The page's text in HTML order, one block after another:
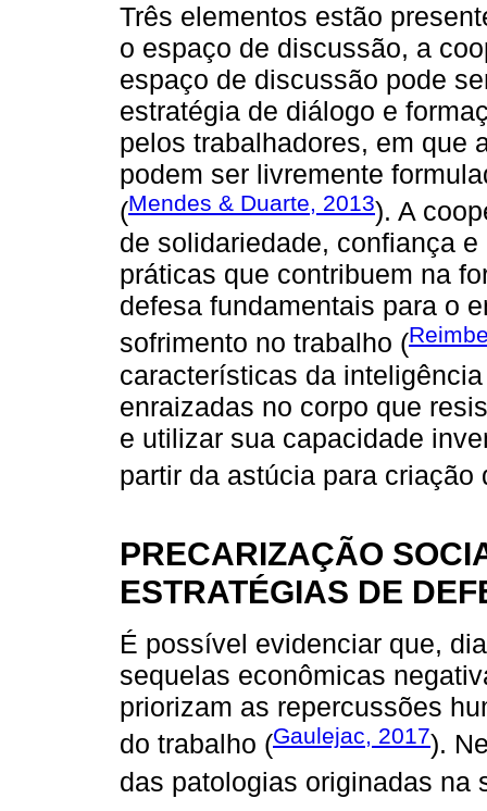
Três elementos estão
o espaço de discussão, a
espaço de discussão pode
estratégia de diálogo e
pelos trabalhadores, em que
podem ser livremente
(Mendes & Duarte, 2013). A
de solidariedade, confiança
práticas que contribuem na
defesa fundamentais para o
sofrimento no trabalho (
características da
enraizadas no corpo que
e utilizar sua capacidade
partir da astúcia para criação
PRECARIZAÇÃO
ESTRATÉGIAS DE
É possível evidenciar que,
sequelas econômicas
priorizam as repercussões
do trabalho (Gaulejac, 2017).
das patologias originadas na